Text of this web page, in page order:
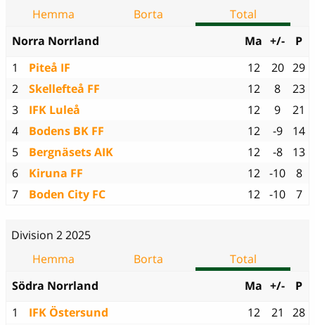
Hemma
Borta
Total
Norra Norrland
Ma +/-
P
1
Piteå IF 12 20 29
2
Skellefteå FF 12 8
23
3
IFK Luleå 12 9
21
4
Bodens BK FF 12 -9
14
5
Bergnäsets AIK 12 -8
13
6
Kiruna FF 12 -10
8
7
Boden City FC 12 -10 7
Division 2 2025
Hemma
Borta
Total
Södra Norrland
Ma +/-
P
1
IFK Östersund 12 21
28